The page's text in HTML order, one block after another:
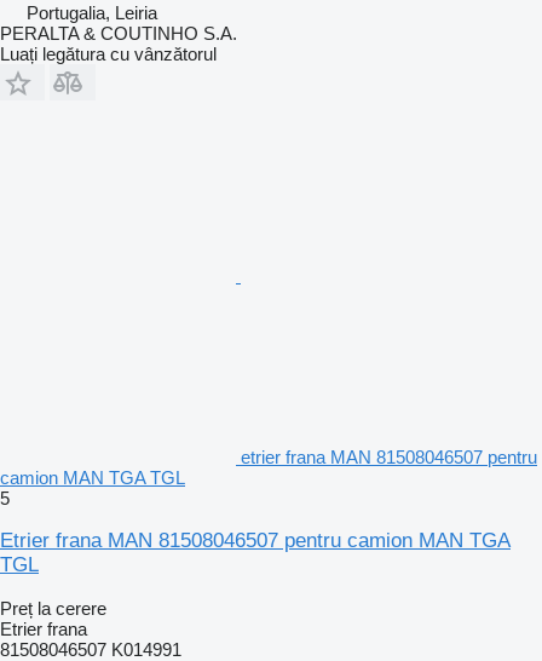
Portugalia, Leiria
PERALTA & COUTINHO S.A.
Luați legătura cu vânzătorul
etrier frana MAN 81508046507 pentru
camion MAN TGA TGL
5
Etrier frana MAN 81508046507 pentru camion MAN TGA
TGL
Preț la cerere
Etrier frana
81508046507 K014991